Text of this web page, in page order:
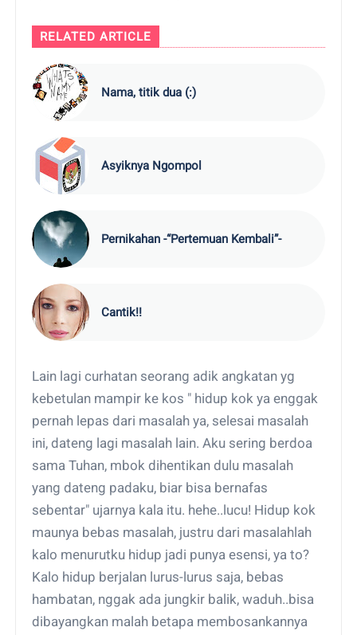
RELATED ARTICLE
Nama, titik dua (:)
Asyiknya Ngompol
Pernikahan -“Pertemuan Kembali”-
Cantik!!
Lain lagi curhatan seorang adik angkatan yg
kebetulan mampir ke kos " hidup kok ya enggak
pernah lepas dari masalah ya, selesai masalah
ini, dateng lagi masalah lain. Aku sering berdoa
sama Tuhan, mbok dihentikan dulu masalah
yang dateng padaku, biar bisa bernafas
sebentar" ujarnya kala itu. hehe..lucu! Hidup kok
maunya bebas masalah, justru dari masalahlah
kalo menurutku hidup jadi punya esensi, ya to?
Kalo hidup berjalan lurus-lurus saja, bebas
hambatan, nggak ada jungkir balik, waduh..bisa
dibayangkan malah betapa membosankannya